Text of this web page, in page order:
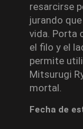
resarcirse
jurando
vida. Porta
el filo y el
permite
Mitsurugi
mortal.
Fecha de